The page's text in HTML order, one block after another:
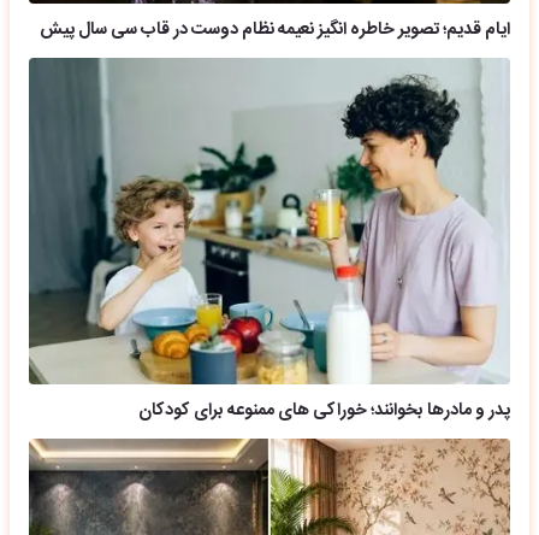
ایام قدیم؛ تصویر خاطره انگیز نعیمه نظام دوست در قاب سی سال پیش
پدر و مادرها بخوانند؛ خوراکی های ممنوعه برای کودکان